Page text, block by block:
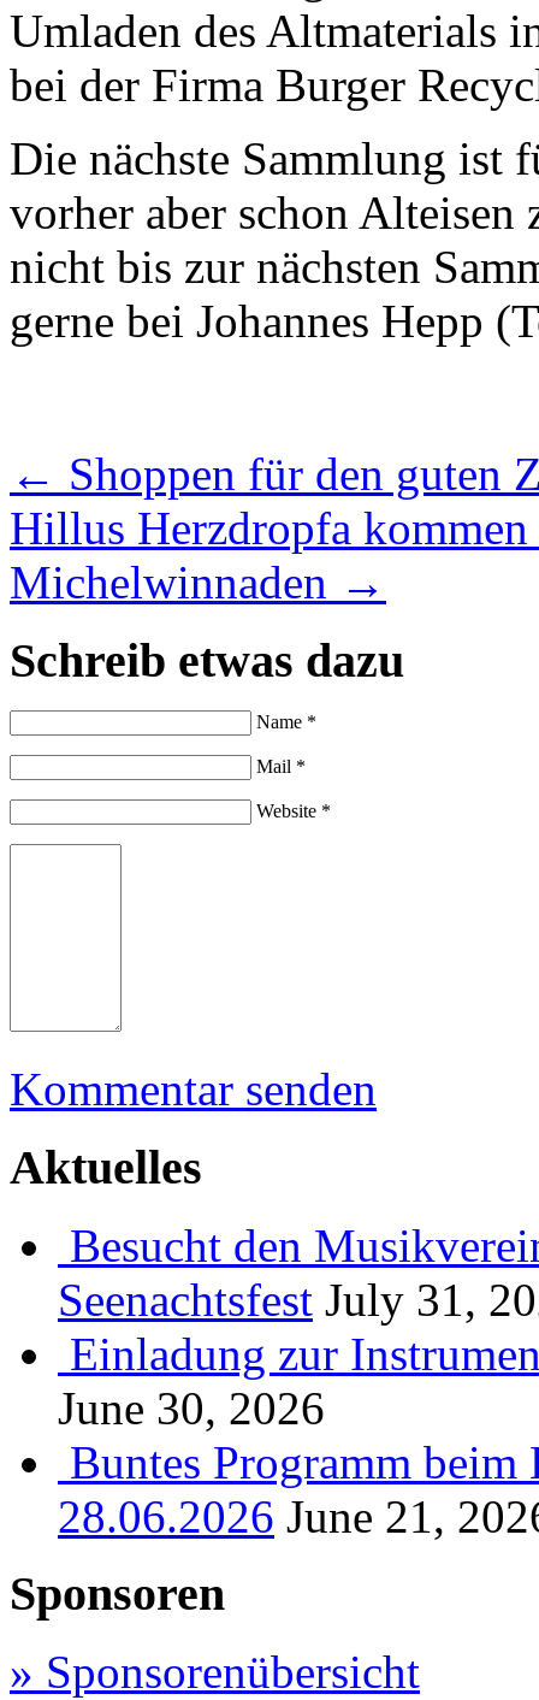
Umladen des Altmaterials
bei der Firma Burger
Die nächste Sammlung ist
vorher aber schon Alteisen
nicht bis zur nächsten
gerne bei Johannes Hepp
← Shoppen für den guten
Hillus Herzdropfa
Michelwinnaden →
Schreib etwas dazu
Name *
Mail *
Website *
Kommentar senden
Aktuelles
Besucht den
Seenachtsfest July 31,
Einladung zur
June 30, 2026
Buntes Programm
28.06.2026 June 21,
Sponsoren
» Sponsorenübersicht